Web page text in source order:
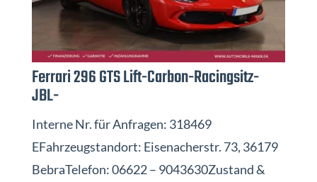
Ferrari 296 GTS Lift-Carbon-Racingsitz-
JBL-
Interne Nr. für Anfragen: 318469
EFahrzeugstandort: Eisenacherstr. 73, 36179
BebraTelefon: 06622 – 9043630Zustand &